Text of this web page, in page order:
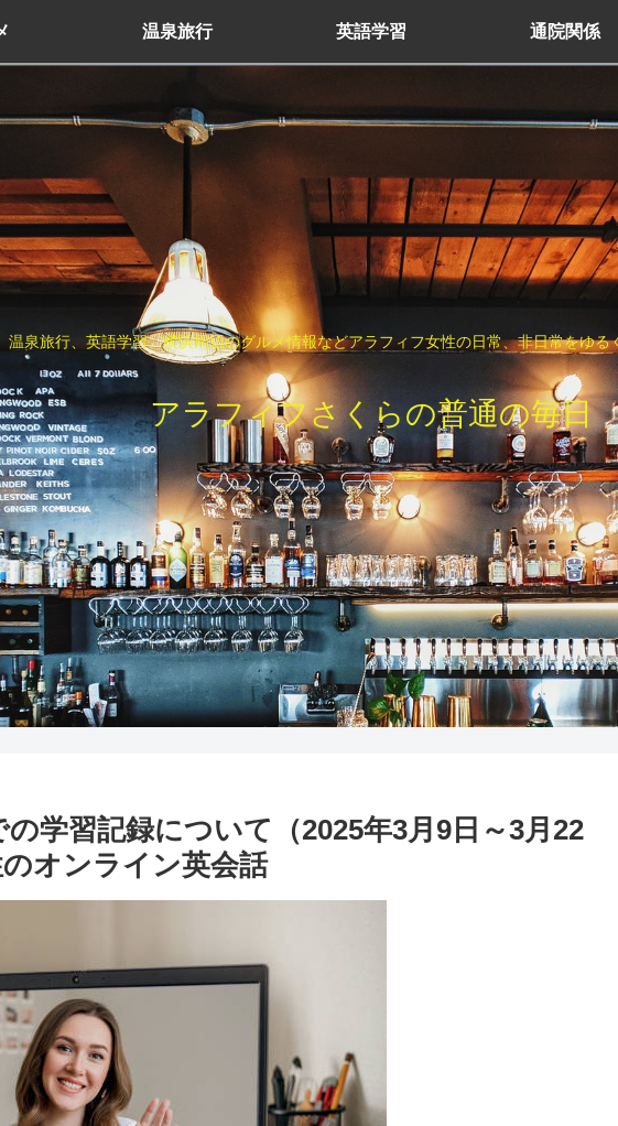
温泉旅行、英語学習、横浜周辺のグルメ情報などアラフィフ女性の日常、非日常をゆる
アラフィフさくらの普通の毎日
温泉旅行 英語学習 通院関係
学習記録について（2025年3月9日～3月22
オンライン英会話